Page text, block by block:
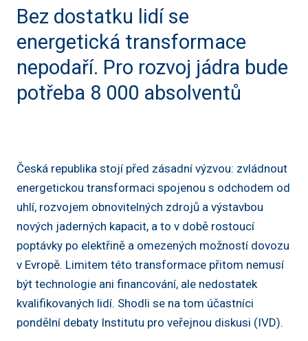
Bez dostatku lidí se
energetická transformace
nepodaří. Pro rozvoj jádra bude
potřeba 8 000 absolventů
Česká republika stojí před zásadní výzvou: zvládnout
energetickou transformaci spojenou s odchodem od
uhlí, rozvojem obnovitelných zdrojů a výstavbou
nových jaderných kapacit, a to v době rostoucí
poptávky po elektřině a omezených možností dovozu
v Evropě. Limitem této transformace přitom nemusí
být technologie ani financování, ale nedostatek
kvalifikovaných lidí. Shodli se na tom účastníci
pondělní debaty Institutu pro veřejnou diskusi (IVD).